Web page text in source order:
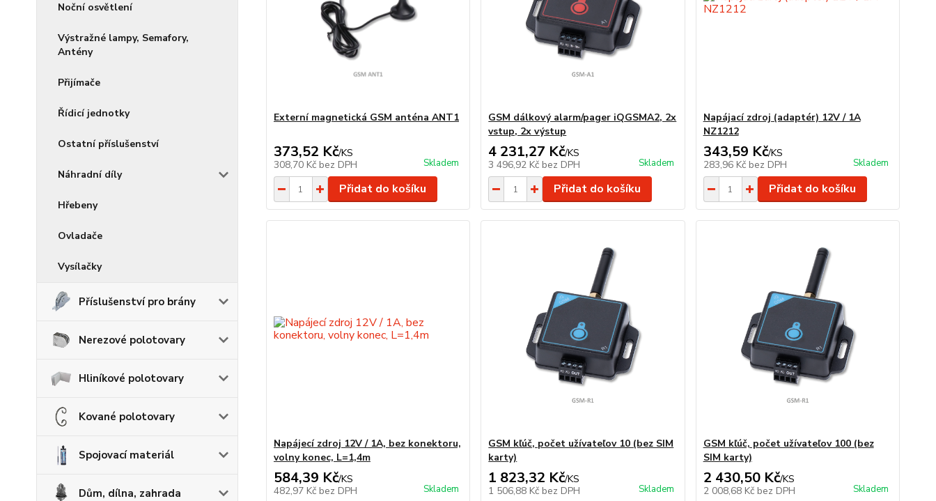
Noční osvětlení
Výstražné lampy, Semafory,
Antény
Přijímače
Řídicí jednotky
Ostatní příslušenství
Náhradní díly
Hřebeny
Ovladače
Vysílačky
Příslušenství pro brány
Nerezové polotovary
Hliníkové polotovary
Kované polotovary
Spojovací materiál
Dům, dílna, zahrada
Externí magnetická GSM anténa ANT1
373,52 Kč/KS
308,70 Kč bez DPH Skladem
Přidat do košíku
GSM dálkový alarm/pager iQGSMA2, 2x
vstup, 2x výstup
4 231,27 Kč/KS
3 496,92 Kč bez DPH Skladem
Přidat do košíku
Napájací zdroj (adaptér) 12V / 1A
NZ1212
343,59 Kč/KS
283,96 Kč bez DPH Skladem
Přidat do košíku
Napájecí zdroj 12V / 1A, bez konektoru,
volny konec, L=1,4m
584,39 Kč/KS
482,97 Kč bez DPH Skladem
GSM kľúč, počet užívateľov 10 (bez SIM
karty)
1 823,32 Kč/KS
1 506,88 Kč bez DPH Skladem
GSM kľúč, počet užívateľov 100 (bez
SIM karty)
2 430,50 Kč/KS
2 008,68 Kč bez DPH Skladem